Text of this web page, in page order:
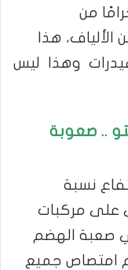
الكوب الواحد على 88 جرامًا من
و 56 جرامًا من الألياف، هذا
وهذا ليس
.. صعوبة
نسبة
على مركبات
صعبة الهضم
امتصاص جميع